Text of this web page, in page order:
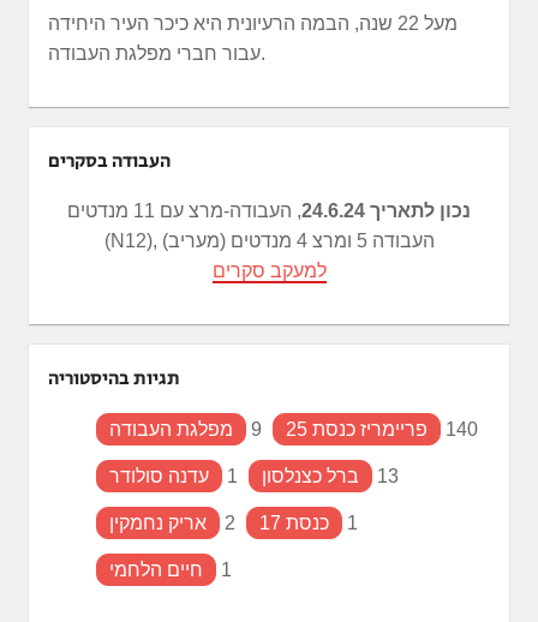
מעל 22 שנה, הבמה הרעיונית היא כיכר העיר היחידה
עבור חברי מפלגת העבודה.
העבודה בסקרים
נכון לתאריך 24.6.24
, העבודה-מרצ עם 11 מנדטים
(N12), העבודה 5 ומרצ 4 מנדטים (מעריב)
למעקב סקרים
תגיות בהיסטוריה
מפלגת העבודה 9 פריימריז כנסת 25 140
עדנה סולודר 1 ברל כצנלסון 13
אריק נחמקין 2 כנסת 17 1
חיים הלחמי 1